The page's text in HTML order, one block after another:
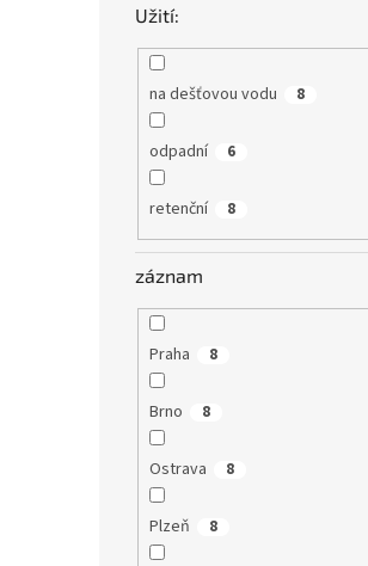
Užití:
na dešťovou vodu 8
odpadní 6
retenční 8
záznam
Praha 8
Brno 8
Ostrava 8
Plzeň 8